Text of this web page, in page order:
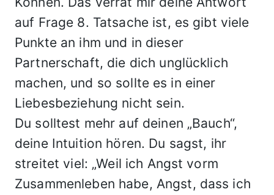
auf Frage 8. Tatsache ist, es gibt viele
Punkte an ihm und in dieser
Partnerschaft, die dich unglücklich
machen, und so sollte es in einer
Liebesbeziehung nicht sein.
Du solltest mehr auf deinen „Bauch“,
deine Intuition hören. Du sagst, ihr
streitet viel: „Weil ich Angst vorm
Zusammenleben habe, Angst, dass ich